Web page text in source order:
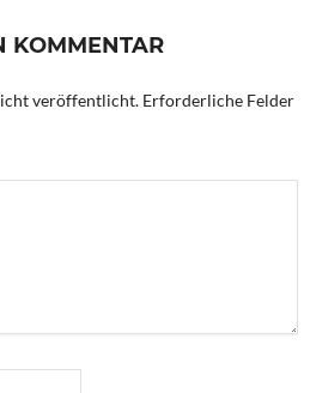
KOMMENTAR
veröffentlicht. Erforderliche Felder